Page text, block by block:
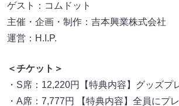
ゲスト：コムドット
主催・企画・制作：吉本興業株式会社
運営：H.I.P.
＜チケット＞
・S席：12,220円【特典内容】グッズプ
・A席：7,777円 【特典内容】全員にプ